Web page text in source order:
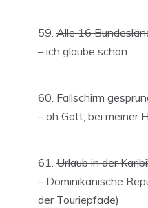
Alle 16
– ich glaube schon
Fallschirm
– oh Gott, bei meiner
Urlaub in der
– Dominikanische
der Touriepfade)